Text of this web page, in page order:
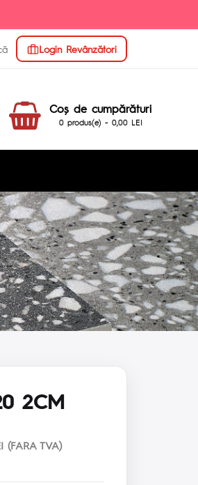
Login Revânzători
Coş de cumpărături
0 produs(e) - 0,00 LEI
2CM
(FARA TVA)